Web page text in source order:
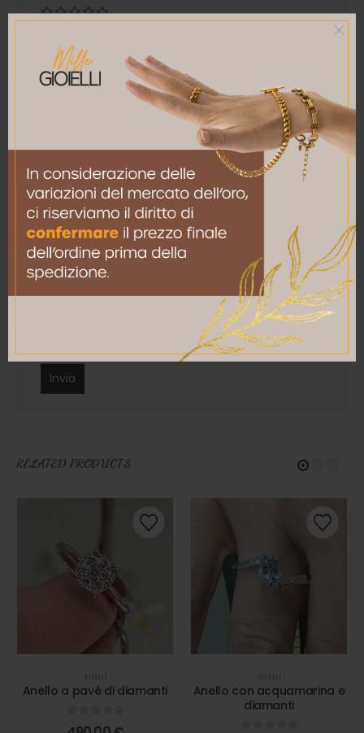
La tua recensione
Nome *
Email*
Salva il mio nome, email e sito web in questo
browser per la prossima volta che commento.
RELATED PRODUCTS
Anello a pavè di diamanti
out of 5
Anello con acquamarina e
diamanti